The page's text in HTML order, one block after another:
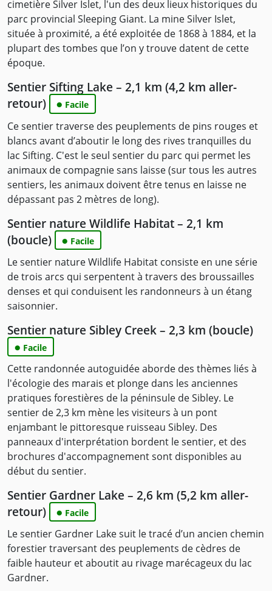
cimetière Silver Islet, l'un des deux lieux historiques du
parc provincial Sleeping Giant. La mine Silver Islet,
située à proximité, a été exploitée de 1868 à 1884, et la
plupart des tombes que l’on y trouve datent de cette
époque.
Sentier Sifting Lake – 2,1 km (4,2 km aller-
retour)
● Facile
Ce sentier traverse des peuplements de pins rouges et
blancs avant d’aboutir le long des rives tranquilles du
lac Sifting. C'est le seul sentier du parc qui permet les
animaux de compagnie sans laisse (sur tous les autres
sentiers, les animaux doivent être tenus en laisse ne
dépassant pas 2 mètres de long).
Sentier nature Wildlife Habitat – 2,1 km
(boucle)
● Facile
Le sentier nature Wildlife Habitat consiste en une série
de trois arcs qui serpentent à travers des broussailles
denses et qui conduisent les randonneurs à un étang
saisonnier.
Sentier nature Sibley Creek – 2,3 km (boucle)
● Facile
Cette randonnée autoguidée aborde des thèmes liés à
l'écologie des marais et plonge dans les anciennes
pratiques forestières de la péninsule de Sibley. Le
sentier de 2,3 km mène les visiteurs à un pont
enjambant le pittoresque ruisseau Sibley. Des
panneaux d'interprétation bordent le sentier, et des
brochures d'accompagnement sont disponibles au
début du sentier.
Sentier Gardner Lake – 2,6 km (5,2 km aller-
retour)
● Facile
Le sentier Gardner Lake suit le tracé d’un ancien chemin
forestier traversant des peuplements de cèdres de
faible hauteur et aboutit au rivage marécageux du lac
Gardner.